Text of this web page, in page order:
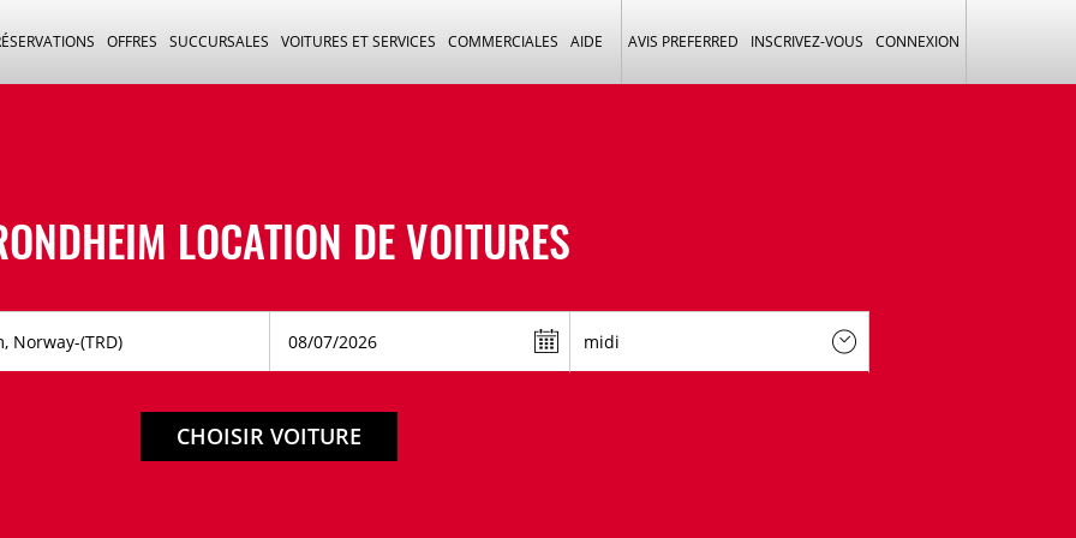
OFFRES SUCCURSALES VOITURES ET SERVICES COMMERCIALES AIDE AVIS PREFERRED INSCRIVEZ-VOUS CONNEXION
LOCATION DE VOITURES
CHOISIR VOITURE